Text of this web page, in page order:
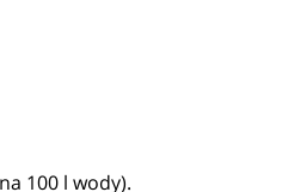
100 l wody).